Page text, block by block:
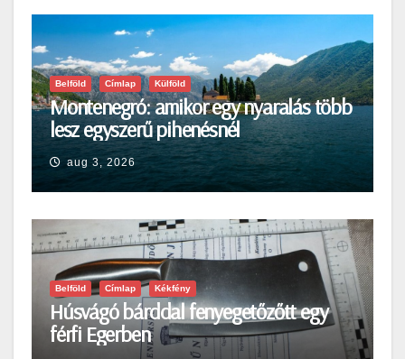
Belföld Címlap Külföld
Montenegró: amikor egy nyaralás több
lesz egyszerű pihenésnél
aug 3, 2026
Belföld Címlap Kékfény
Húsvágó bárddal fenyegetőzőtt egy
férfi Egerben